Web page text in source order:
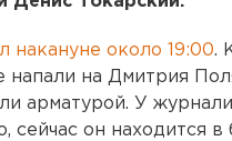
накануне около 19:00.
напали на Дмитрия
арматурой. У
сейчас он находится в